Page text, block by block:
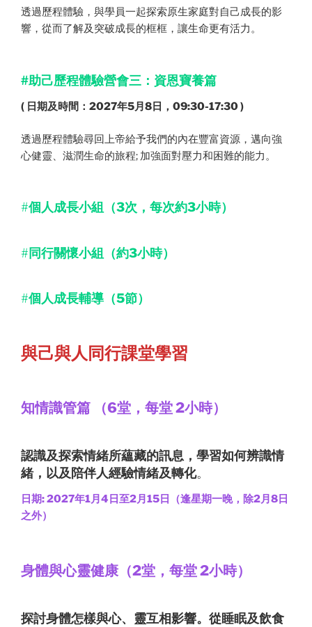
透過歷程體驗，與學員一起探索原生家庭對自己成長的影
響，從而了解及突破成長的框框，讓生命更有活力。
#助己歷程體驗營會三：資恩寶養篇
( 日期及時間 ：2027年5月8日 ，09:30-17:30)
透過歷程體驗尋回上帝給予我們的內在豐富資源，邁向強
心健靈、滋潤生命的旅程; 加強面對壓力和困難的能力。
#個人成長小組（3次，每次約3小時）
#同行關懷小組（約3小時）
#個人成長輔導（5節）
與己與人同行課堂學習
知情識管篇 （6堂，每堂2小時）
認識及探索情緒所蘊藏的訊息，學習如何辨識情
緒，以及陪伴人經驗情緒及轉化。
日期: 2027年1月4日至2月15日（逢星期一晚，除2月8日
之外）
身體與心靈健康（2堂，每堂2小時）
探討身體怎樣與心、靈互相影響。從睡眠及飲食